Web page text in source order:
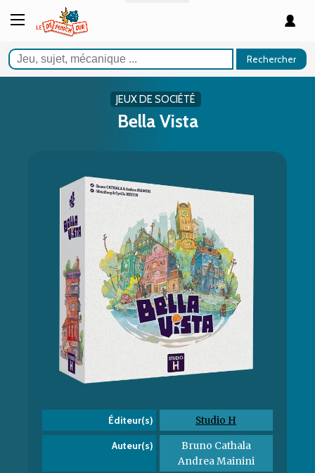
Rechercher
JEUX DE SOCIÉTÉ
Bella Vista
Éditeur(s) Studio H
Auteur(s)
Bruno Cathala
Andrea Mainini